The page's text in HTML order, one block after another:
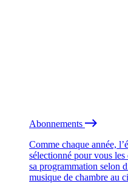
Abonnements
Comme chaque année,
sélectionné pour vous
sa programmation selon
musique de chambre au